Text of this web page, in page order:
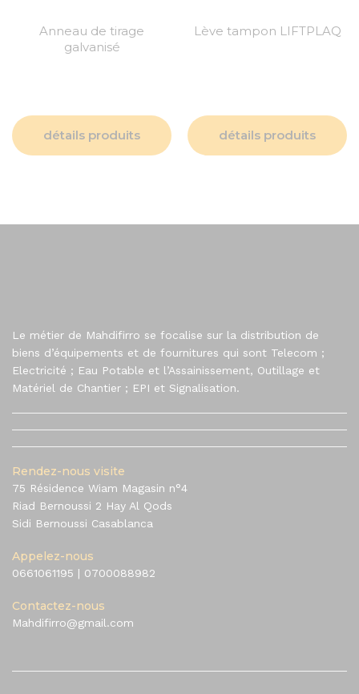
Anneau de tirage
galvanisé
détails produits
Lève tampon LIFTPLAQ
détails produits
Le métier de Mahdifirro se focalise sur la distribution de
biens d’équipements et de fournitures qui sont Telecom ;
Electricité ; Eau Potable et l’Assainissement, Outillage et
Matériel de Chantier ; EPI et Signalisation.
Rendez-nous visite
75 Résidence Wiam Magasin n°4
Riad Bernoussi 2 Hay Al Qods
Sidi Bernoussi Casablanca
Appelez-nous
0661061195 | 0700088982
Contactez-nous
Mahdifirro@gmail.com